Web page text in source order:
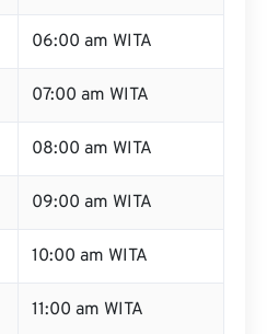
06:00 am WITA
07:00 am WITA
08:00 am WITA
09:00 am WITA
10:00 am WITA
11:00 am WITA